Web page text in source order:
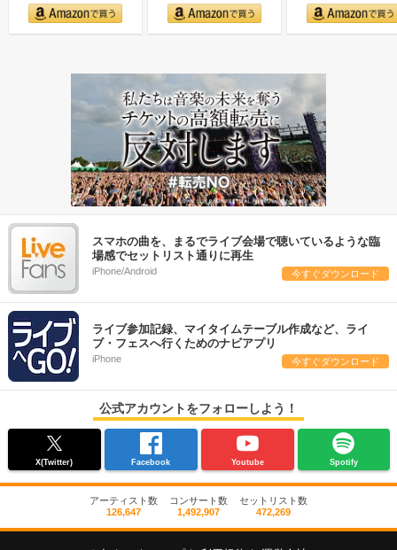
スマホの曲を、まるでライブ会場で聴いているような臨
場感でセットリスト通りに再生
iPhone/Android 今すぐダウンロード
ライブ参加記録、マイタイムテーブル作成など、ライ
ブ・フェスへ行くためのナビアプリ
iPhone 今すぐダウンロード
公式アカウントをフォローしよう！
X(Twitter) Facebook Youtube Spotify
アーティスト数
126,647
コンサート数
1,492,907
セットリスト数
472,269